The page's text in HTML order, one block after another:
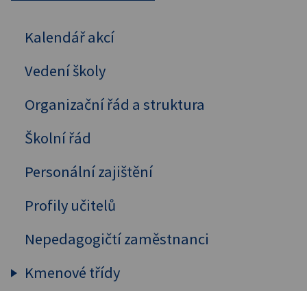
Kalendář akcí
Vedení školy
Organizační řád a struktura
Školní řád
Personální zajištění
Profily učitelů
Nepedagogičtí zaměstnanci
Kmenové třídy